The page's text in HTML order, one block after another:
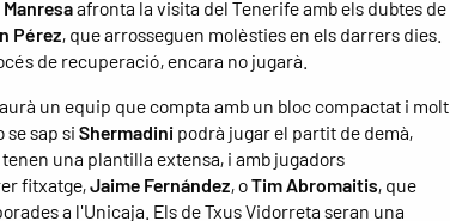
Manresaafronta la visita del Tenerife amb els dubtes de
Pérez, que arrosseguen molèsties en els darrers dies.
de recuperació, encara no jugarà.
un equip que compta amb un bloc compactat i molt
sap si Shermadinipodrà jugar el partit de demà,
una plantilla extensa, i amb jugadors
fitxatge,Jaime Fernández, oTim Abromaitis, que
a l'Unicaja. Els de Txus Vidorreta seran una